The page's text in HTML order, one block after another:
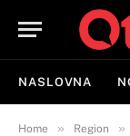
NASLOVNA
Home » Region »